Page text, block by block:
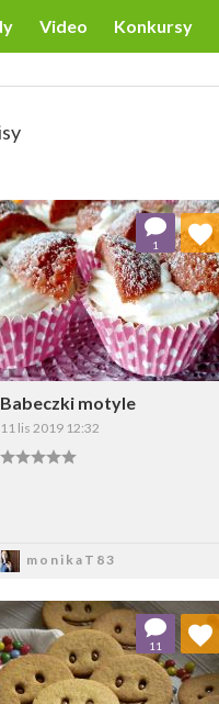
Video Konkursy
Babeczki motyle
11 lis 2019 12:32
monikaT83
1
Dodaj do ulubionych
Wybierz listę:
11
Dodaj do ulubionych
Wybierz listę: